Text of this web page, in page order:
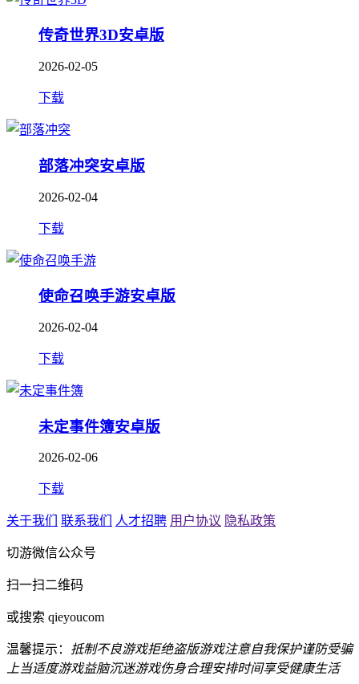
传奇世界3D安卓版
2026-02-05
下载
部落冲突安卓版
2026-02-04
下载
使命召唤手游安卓版
2026-02-04
下载
未定事件簿安卓版
2026-02-06
下载
关于我们 联系我们 人才招聘 用户协议 隐私政策
切游微信公众号
扫一扫二维码
或搜索 qieyoucom
温馨提示： 抵制不良游戏拒绝盗版游戏注意自我保护谨防受骗
上当适度游戏益脑沉迷游戏伤身合理安排时间享受健康生活